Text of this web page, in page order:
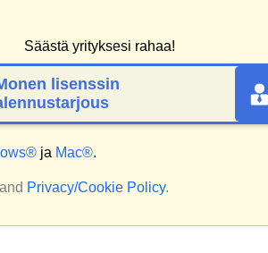
Säästä yrityksesi rahaa!
lisenssin
ja Mac®.
and Privacy/Cookie Policy.